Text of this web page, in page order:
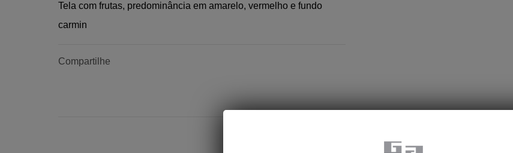
Tela com frutas, predominância em amarelo, vermelho e fundo
carmin
Compartilhe